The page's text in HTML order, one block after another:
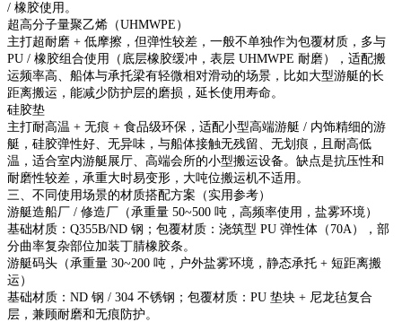
/ 橡胶使用。
超高分子量聚乙烯（UHMWPE）
主打超耐磨 + 低摩擦，但弹性较差，一般不单独作为包覆材质，多与
PU / 橡胶组合使用（底层橡胶缓冲，表层 UHMWPE 耐磨），适配搬
运频率高、船体与承托梁有轻微相对滑动的场景，比如大型游艇的长
距离搬运，能减少防护层的磨损，延长使用寿命。
硅胶垫
主打耐高温 + 无痕 + 食品级环保，适配小型高端游艇 / 内饰精细的游
艇，硅胶弹性好、无异味，与船体接触无残留、无划痕，且耐高低
温，适合室内游艇展厅、高端会所的小型搬运设备。缺点是抗压性和
耐磨性较差，承重大时易变形，大吨位搬运机不适用。
三、不同使用场景的材质搭配方案（实用参考）
游艇造船厂 / 修造厂（承重量 50~500 吨，高频率使用，盐雾环境）
基础材质：Q355B/ND 钢；包覆材质：浇筑型 PU 弹性体（70A），部
分曲率复杂部位加装丁腈橡胶条。
游艇码头（承重量 30~200 吨，户外盐雾环境，静态承托 + 短距离搬
运）
基础材质：ND 钢 / 304 不锈钢；包覆材质：PU 垫块 + 尼龙毡复合
层，兼顾耐磨和无痕防护。